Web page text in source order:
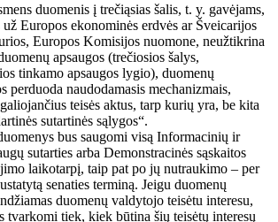
duomenis į trečiąsias šalis, t. y. gavėjams,
už Europos ekonominės erdvės ar Šveicarijos
Europos Komisijos nuomone, neužtikrina
apsaugos (trečiosios šalys,
tinkamo apsaugos lygio), duomenų
perduoda naudodamasis mechanizmais,
teisės aktus, tarp kurių yra, be kita
sutartinės sąlygos“.
bus saugomi visą Informacinių ir
sutarties arba Demonstracinės sąskaitos
laikotarpį, taip pat po jų nutraukimo – per
senaties terminą. Jeigu duomenų
duomenų valdytojo teisėtu interesu,
tvarkomi tiek, kiek būtina šių teisėtų interesų